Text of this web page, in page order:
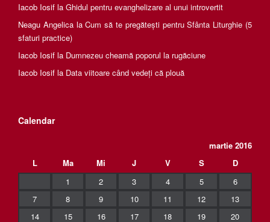
Iacob Iosif la Ghidul pentru evanghelizare al unui introvertit
Neagu AngelicalaCum să te pregătești pentru Sfânta Liturghie (5
sfaturi practice)
Iacob Iosif la Dumnezeu cheamă poporul la rugăciune
Iacob Iosif la Data viitoare când vedeți că plouă
Calendar
martie 2016
L
Ma Mi J V S
D
1
2 3 4 5
6
7
8 9 10 11 12
13
14
15 16 17 18 19 20